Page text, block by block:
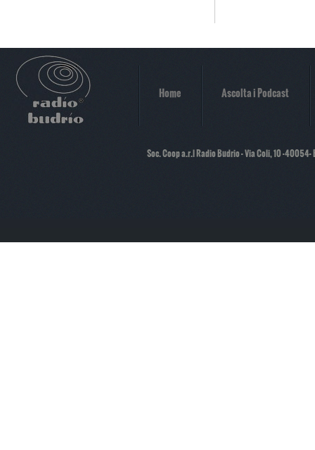
Home Ascolta i Podcast
Soc. Coop a.r.l Radio Budrio - Via Coli, 10 -40054-